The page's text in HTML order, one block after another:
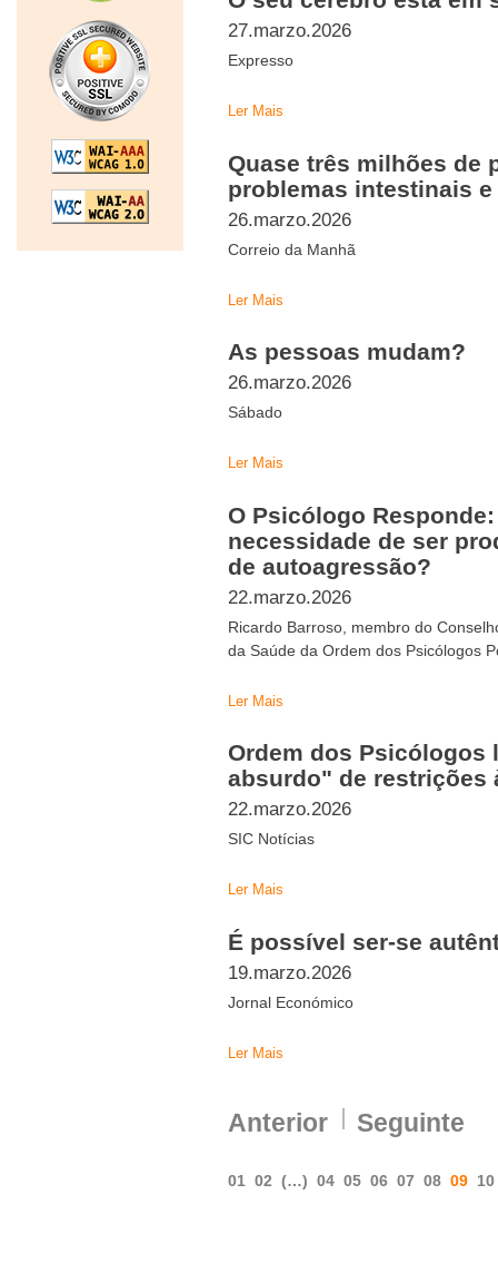
27.marzo.2026
Expresso
Ler Mais
Quase três milhões de
problemas intestinais
26.marzo.2026
Correio da Manhã
Ler Mais
As pessoas mudam?
26.marzo.2026
Sábado
Ler Mais
O Psicólogo
necessidade de ser
de autoagressão?
22.marzo.2026
Ricardo Barroso, membro do
da Saúde da Ordem dos Psicólogos
Ler Mais
Ordem dos Psicólogos
absurdo" de restrições
22.marzo.2026
SIC Notícias
Ler Mais
É possível ser-se
19.marzo.2026
Jornal Económico
Ler Mais
Anterior Seguinte
01 02 (…) 04 05 06 07 08 09 10